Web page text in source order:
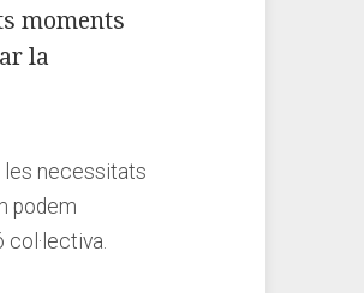
moments
la​
les necessitats
⁤podem